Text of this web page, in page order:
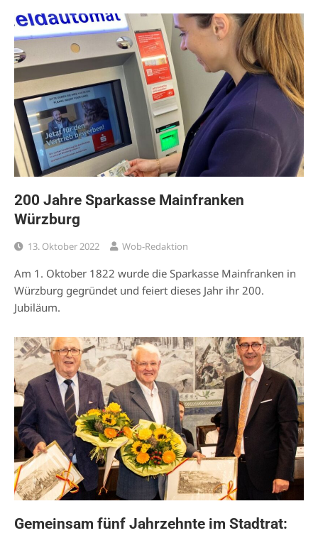
200 Jahre Sparkasse Mainfranken
Würzburg
13. Oktober 2022 Wob-Redaktion
Am 1. Oktober 1822 wurde die Sparkasse Mainfranken in
Würzburg gegründet und feiert dieses Jahr ihr 200.
Jubiläum.
Gemeinsam fünf Jahrzehnte im Stadtrat: